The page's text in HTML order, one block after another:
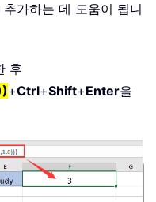
가하는 데 도움이 됩니
후
+Ctrl+Shift+Enter을